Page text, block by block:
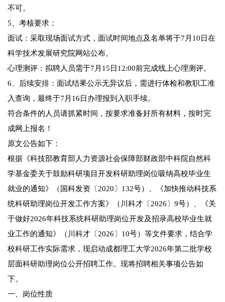
不可。
5、考核要求：
面试：采取现场面试方式，面试时间地点及名单将于7月10日在
科学技术发展研究院网站公布。
心理测评：拟聘人员需于7月15日12:00前完成线上心理测评。
6、后续安排：面试结果公示无异议后，需进行体检和教职工准
入查询，最终于7月16日办理报到入职手续。
符合条件的人员请抓紧时间，按要求准备好所有材料，按时完
成网上报名！
原文公告如下：
根据《科技部教育部人力资源社会保障部财政部中科院自然科
学基金委关于鼓励科研项目开发科研助理岗位吸纳高校毕业生
就业的通知》（国科发资〔2020〕132号）、《加快推动科技系
统科研助理岗位开发工作方案》（川科才〔2026〕9号）、《关
于做好2026年科技系统科研助理岗位开发及招录高校毕业生就
业工作的通知》（川科才〔2026〕10号）等文件要求，结合学
校科研工作实际需求，现启动成都理工大学2026年第二批学校
层面科研助理岗位公开招聘工作。现将招聘相关事项公告如
下。
一、岗位性质